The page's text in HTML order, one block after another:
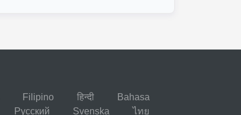
Filipino हिन्दी
Bahasa
Русский Svenska
ไทย